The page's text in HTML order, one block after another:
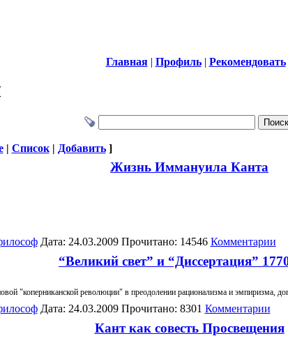
Главная| Профиль| Рекомендовать
| Список| Добавить]
Жизнь Иммануила Канта
Дата: 24.03.2009 Прочитано: 14546 Комментарии
“Великий свет” и “Диссертация”
"коперниканской революции" в преодолении рационализма и эмпиризма,
Дата: 24.03.2009 Прочитано: 8301 Комментарии
Кант как совесть Просвещения